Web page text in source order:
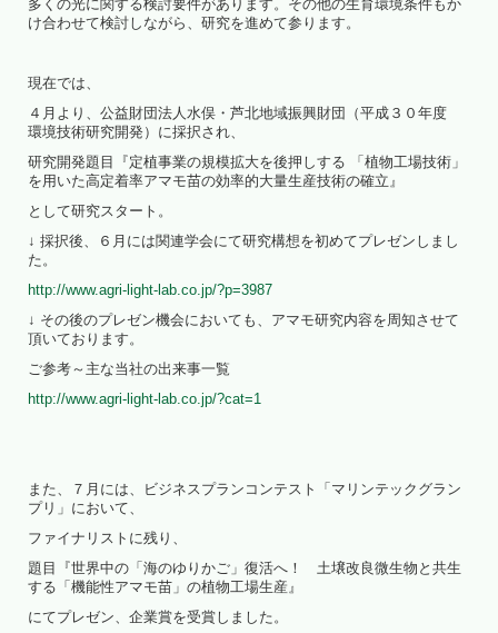
多くの光に関する検討要件があります。その他の生育環境条件もか
け合わせて検討しながら、研究を進めて参ります。
現在では、
４月より、公益財団法人水俣・芦北地域振興財団（平成３０年度
環境技術研究開発）に採択され、
研究開発題目『定植事業の規模拡大を後押しする 「植物工場技術」
を用いた高定着率アマモ苗の効率的大量生産技術の確立』
として研究スタート。
↓ 採択後、６月には関連学会にて研究構想を初めてプレゼンしまし
た。
http://www.agri-light-lab.co.jp/?p=3987
↓ その後のプレゼン機会においても、アマモ研究内容を周知させて
頂いております。
ご参考～主な当社の出来事一覧
http://www.agri-light-lab.co.jp/?cat=1
また、７月には、ビジネスプランコンテスト「マリンテックグラン
プリ」において、
ファイナリストに残り、
題目『世界中の「海のゆりかご」復活へ！ 土壌改良微生物と共生
する「機能性アマモ苗」の植物工場生産』
にてプレゼン、企業賞を受賞しました。